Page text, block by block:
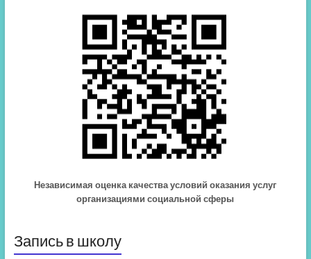
Независимая оценка качества условий оказания услуг
организациями социальной сферы
Запись в школу